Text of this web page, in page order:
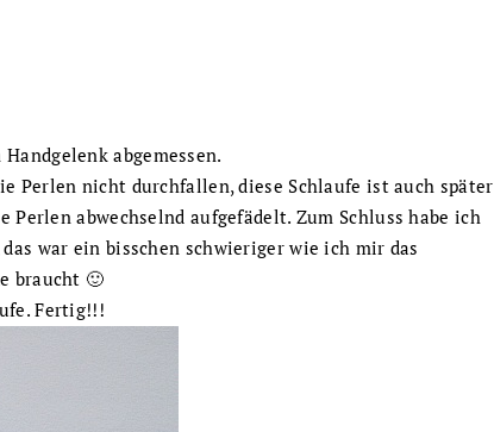
abgemessen.
Perlen nicht durchfallen, diese Schlaufe ist auch später
abwechselnd aufgefädelt. Zum Schluss habe ich
war ein bisschen schwieriger wie ich mir das
braucht 🙂
Fertig!!!